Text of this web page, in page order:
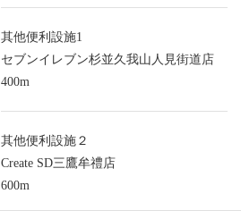
其他便利設施1
セブンイレブン杉並久我山人見街道店
400m
其他便利設施２
Create SD三鷹牟禮店
600m